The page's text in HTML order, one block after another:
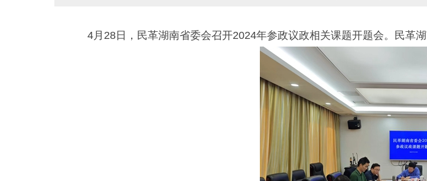
4月28日，民革湖南省委会召开2024年参政议政相关课题开题会。民革